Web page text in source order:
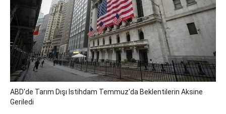
ABD'de Tarım Dışı Istihdam Temmuz'da Beklentilerin Aksine
Geriledi